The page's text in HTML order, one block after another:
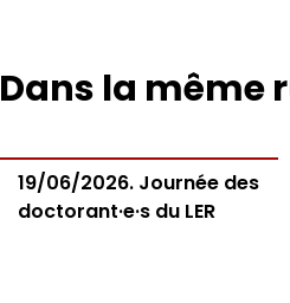
Dans la même
19/06/2026. Journée des
doctorant·e·s du LER